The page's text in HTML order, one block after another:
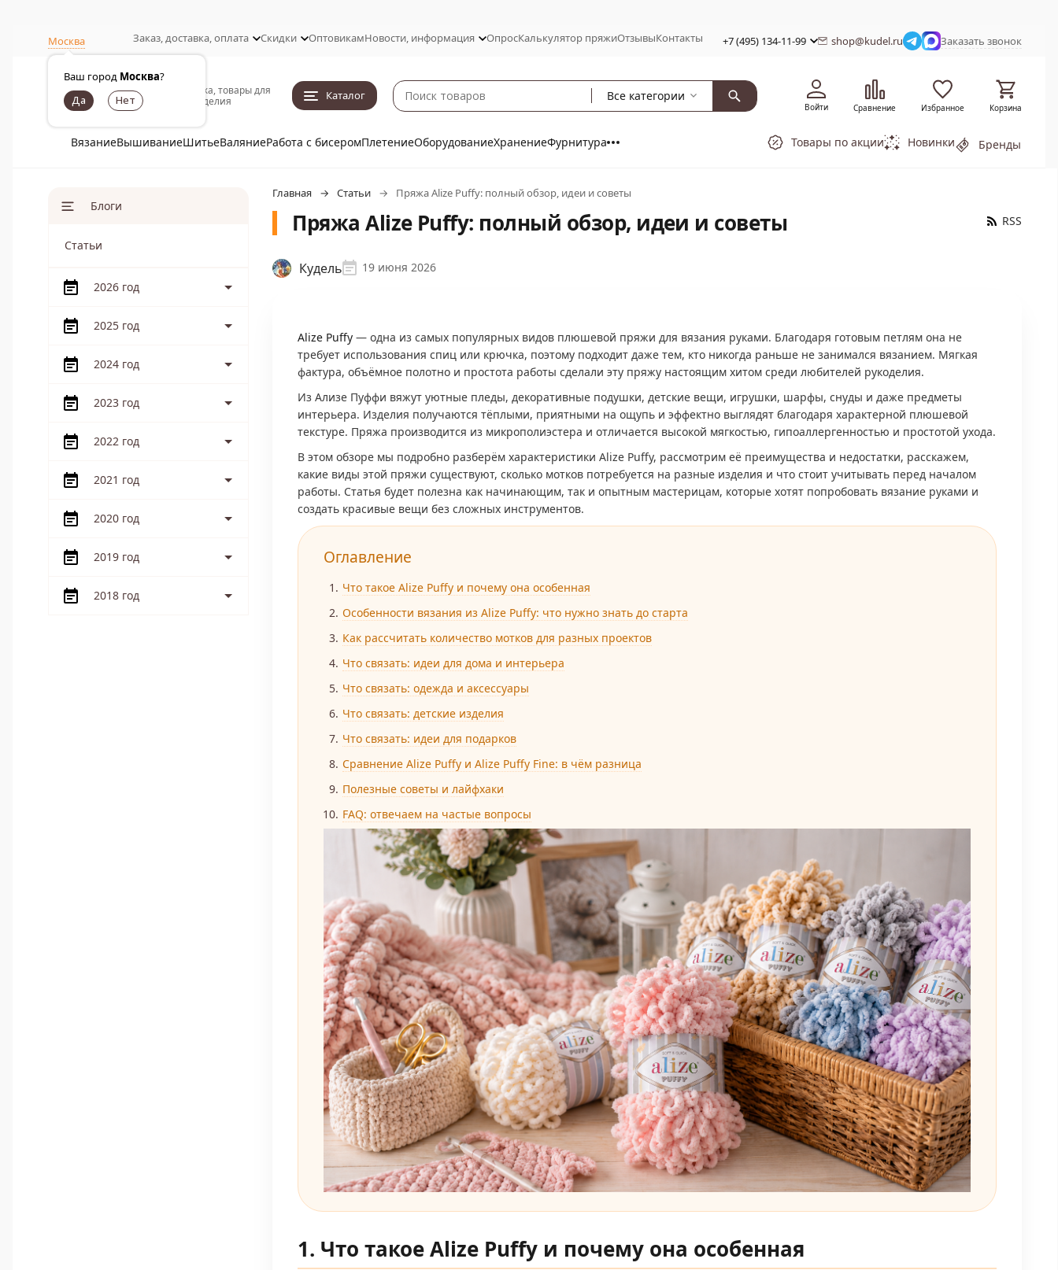
Москва
Ваш город Москва?
Заказ, доставка, оплата Скидки ОптовикамНовости, информация ОпросКалькулятор пряжиОтзывыКонтакты +7 (495) 134-11-99 shop@kudel.ru Заказать звонок
Пряжа, товары для
рукоделия
Каталог Все категории
Войти Сравнение Избранное Корзина
ВязаниеВышиваниеШитьеВаляниеРабота с бисеромПлетениеОборудованиеХранениеФурнитура Товары по акции Новинки Бренды
Главная Статьи Пряжа Alize Puffy: полный обзор, идеи и советы
Пряжа Alize Puffy: полный обзор, идеи и советы RSS
Кудель 19 июня 2026
Alize Puffy — одна из самых популярных видов плюшевой пряжи для вязания руками. Благодаря готовым петлям она не
требует использования спиц или крючка, поэтому подходит даже тем, кто никогда раньше не занимался вязанием. Мягкая
фактура, объёмное полотно и простота работы сделали эту пряжу настоящим хитом среди любителей рукоделия.
Из Ализе Пуффи вяжут уютные пледы, декоративные подушки, детские вещи, игрушки, шарфы, снуды и даже предметы
интерьера. Изделия получаются тёплыми, приятными на ощупь и эффектно выглядят благодаря характерной плюшевой
текстуре. Пряжа производится из микрополиэстера и отличается высокой мягкостью, гипоаллергенностью и простотой ухода.
В этом обзоре мы подробно разберём характеристики Alize Puffy, рассмотрим её преимущества и недостатки, расскажем,
какие виды этой пряжи существуют, сколько мотков потребуется на разные изделия и что стоит учитывать перед началом
работы. Статья будет полезна как начинающим, так и опытным мастерицам, которые хотят попробовать вязание руками и
создать красивые вещи без сложных инструментов.
Оглавление
Что такое Alize Puffy и почему она особенная
Особенности вязания из Alize Puffy: что нужно знать до старта
Как рассчитать количество мотков для разных проектов
Что связать: идеи для дома и интерьера
Что связать: одежда и аксессуары
Что связать: детские изделия
Что связать: идеи для подарков
Сравнение Alize Puffy и Alize Puffy Fine: в чём разница
Полезные советы и лайфхаки
FAQ: отвечаем на частые вопросы
1. Что такое Alize Puffy и почему она особенная
Блоги
Статьи
2026 год
2025 год
2024 год
2023 год
2022 год
2021 год
2020 год
2019 год
2018 год